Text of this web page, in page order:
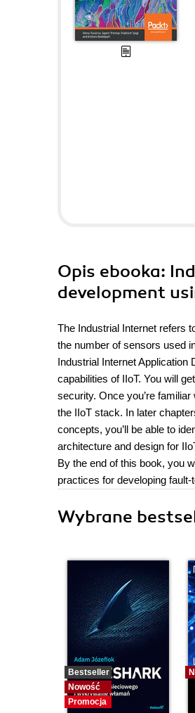
Opis ebooka:
development
The Industrial Internet refers
the number of sensors used
Industrial Internet Application
capabilities of IIoT. You will
security. Once you’re
the IIoT stack. In later
concepts, you’ll be able to
architecture and design for
By the end of this book, you
practices for developing
Wybrane
Bestseller
Nowość
Promocja